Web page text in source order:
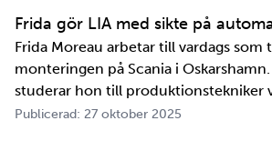
tester och utbildningar. Redan 2008
Frida gör LIA med sikte på
Frida Moreau arbetar till vardags som
monteringen på Scania i
studerar hon till produktionstekniker
under tio veckor i höst gör hon både
Publicerad: 27 oktober 2025